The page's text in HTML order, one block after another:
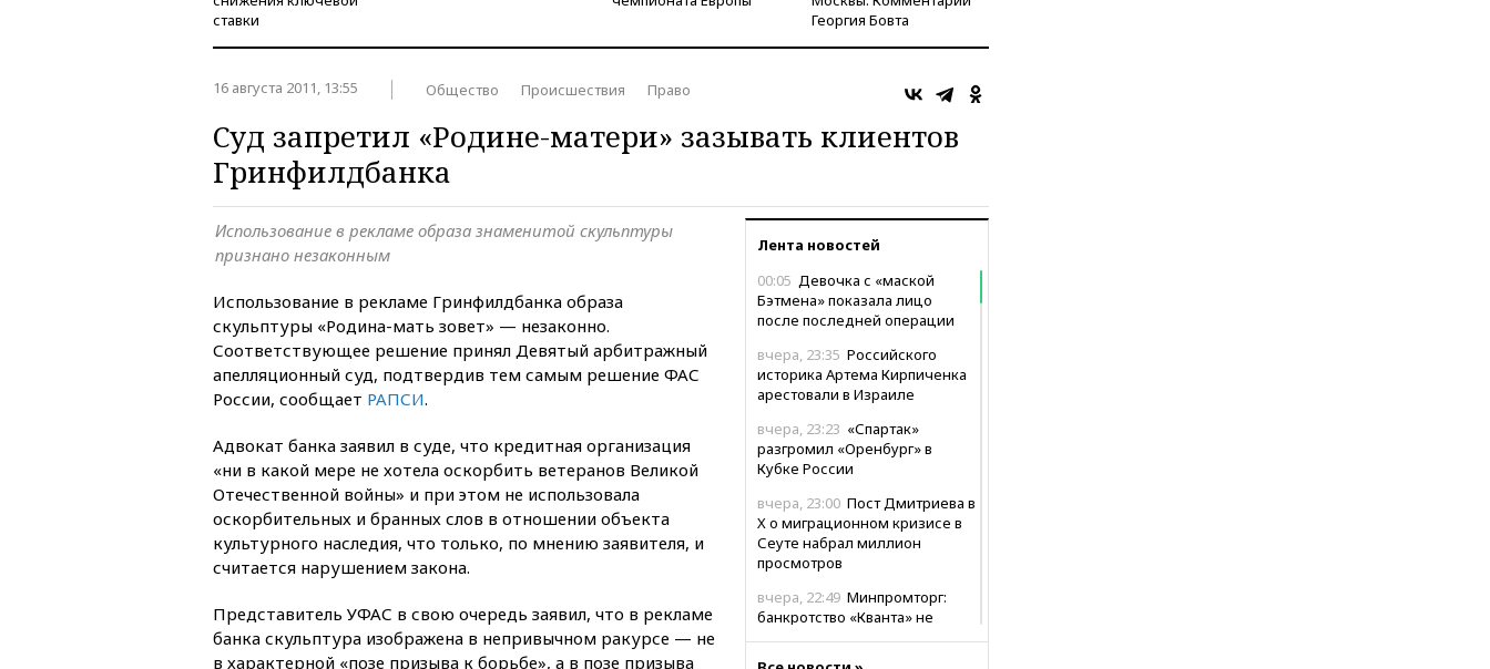
ставки
Георгия Бовта
16 августа 2011, 13:55 Общество Происшествия Право
Суд запретил «Родине-матери» зазывать клиентов
Гринфилдбанка
Лента новостей
00:05 Девочка с «маской
Бэтмена» показала лицо
после последней операции
вчера, 23:35 Российского
историка Артема Кирпиченка
арестовали в Израиле
вчера, 23:23 «Спартак»
разгромил «Оренбург» в
Кубке России
вчера, 23:00 Пост Дмитриева в
X о миграционном кризисе в
Сеуте набрал миллион
просмотров
вчера, 22:49 Минпромторг:
банкротство «Кванта» не
Использование в рекламе образа знаменитой скульптуры
признано незаконным
Использование в рекламе Гринфилдбанка образа
скульптуры «Родина-мать зовет» — незаконно.
Соответствующее решение принял Девятый арбитражный
апелляционный суд, подтвердив тем самым решение ФАС
России, сообщает РАПСИ.
Адвокат банка заявил в суде, что кредитная организация
«ни в какой мере не хотела оскорбить ветеранов Великой
Отечественной войны» и при этом не использовала
оскорбительных и бранных слов в отношении объекта
культурного наследия, что только, по мнению заявителя, и
считается нарушением закона.
Представитель УФАС в свою очередь заявил, что в рекламе
банка скульптура изображена в непривычном ракурсе — не
в характерной «позе призыва к борьбе», а в позе призыва